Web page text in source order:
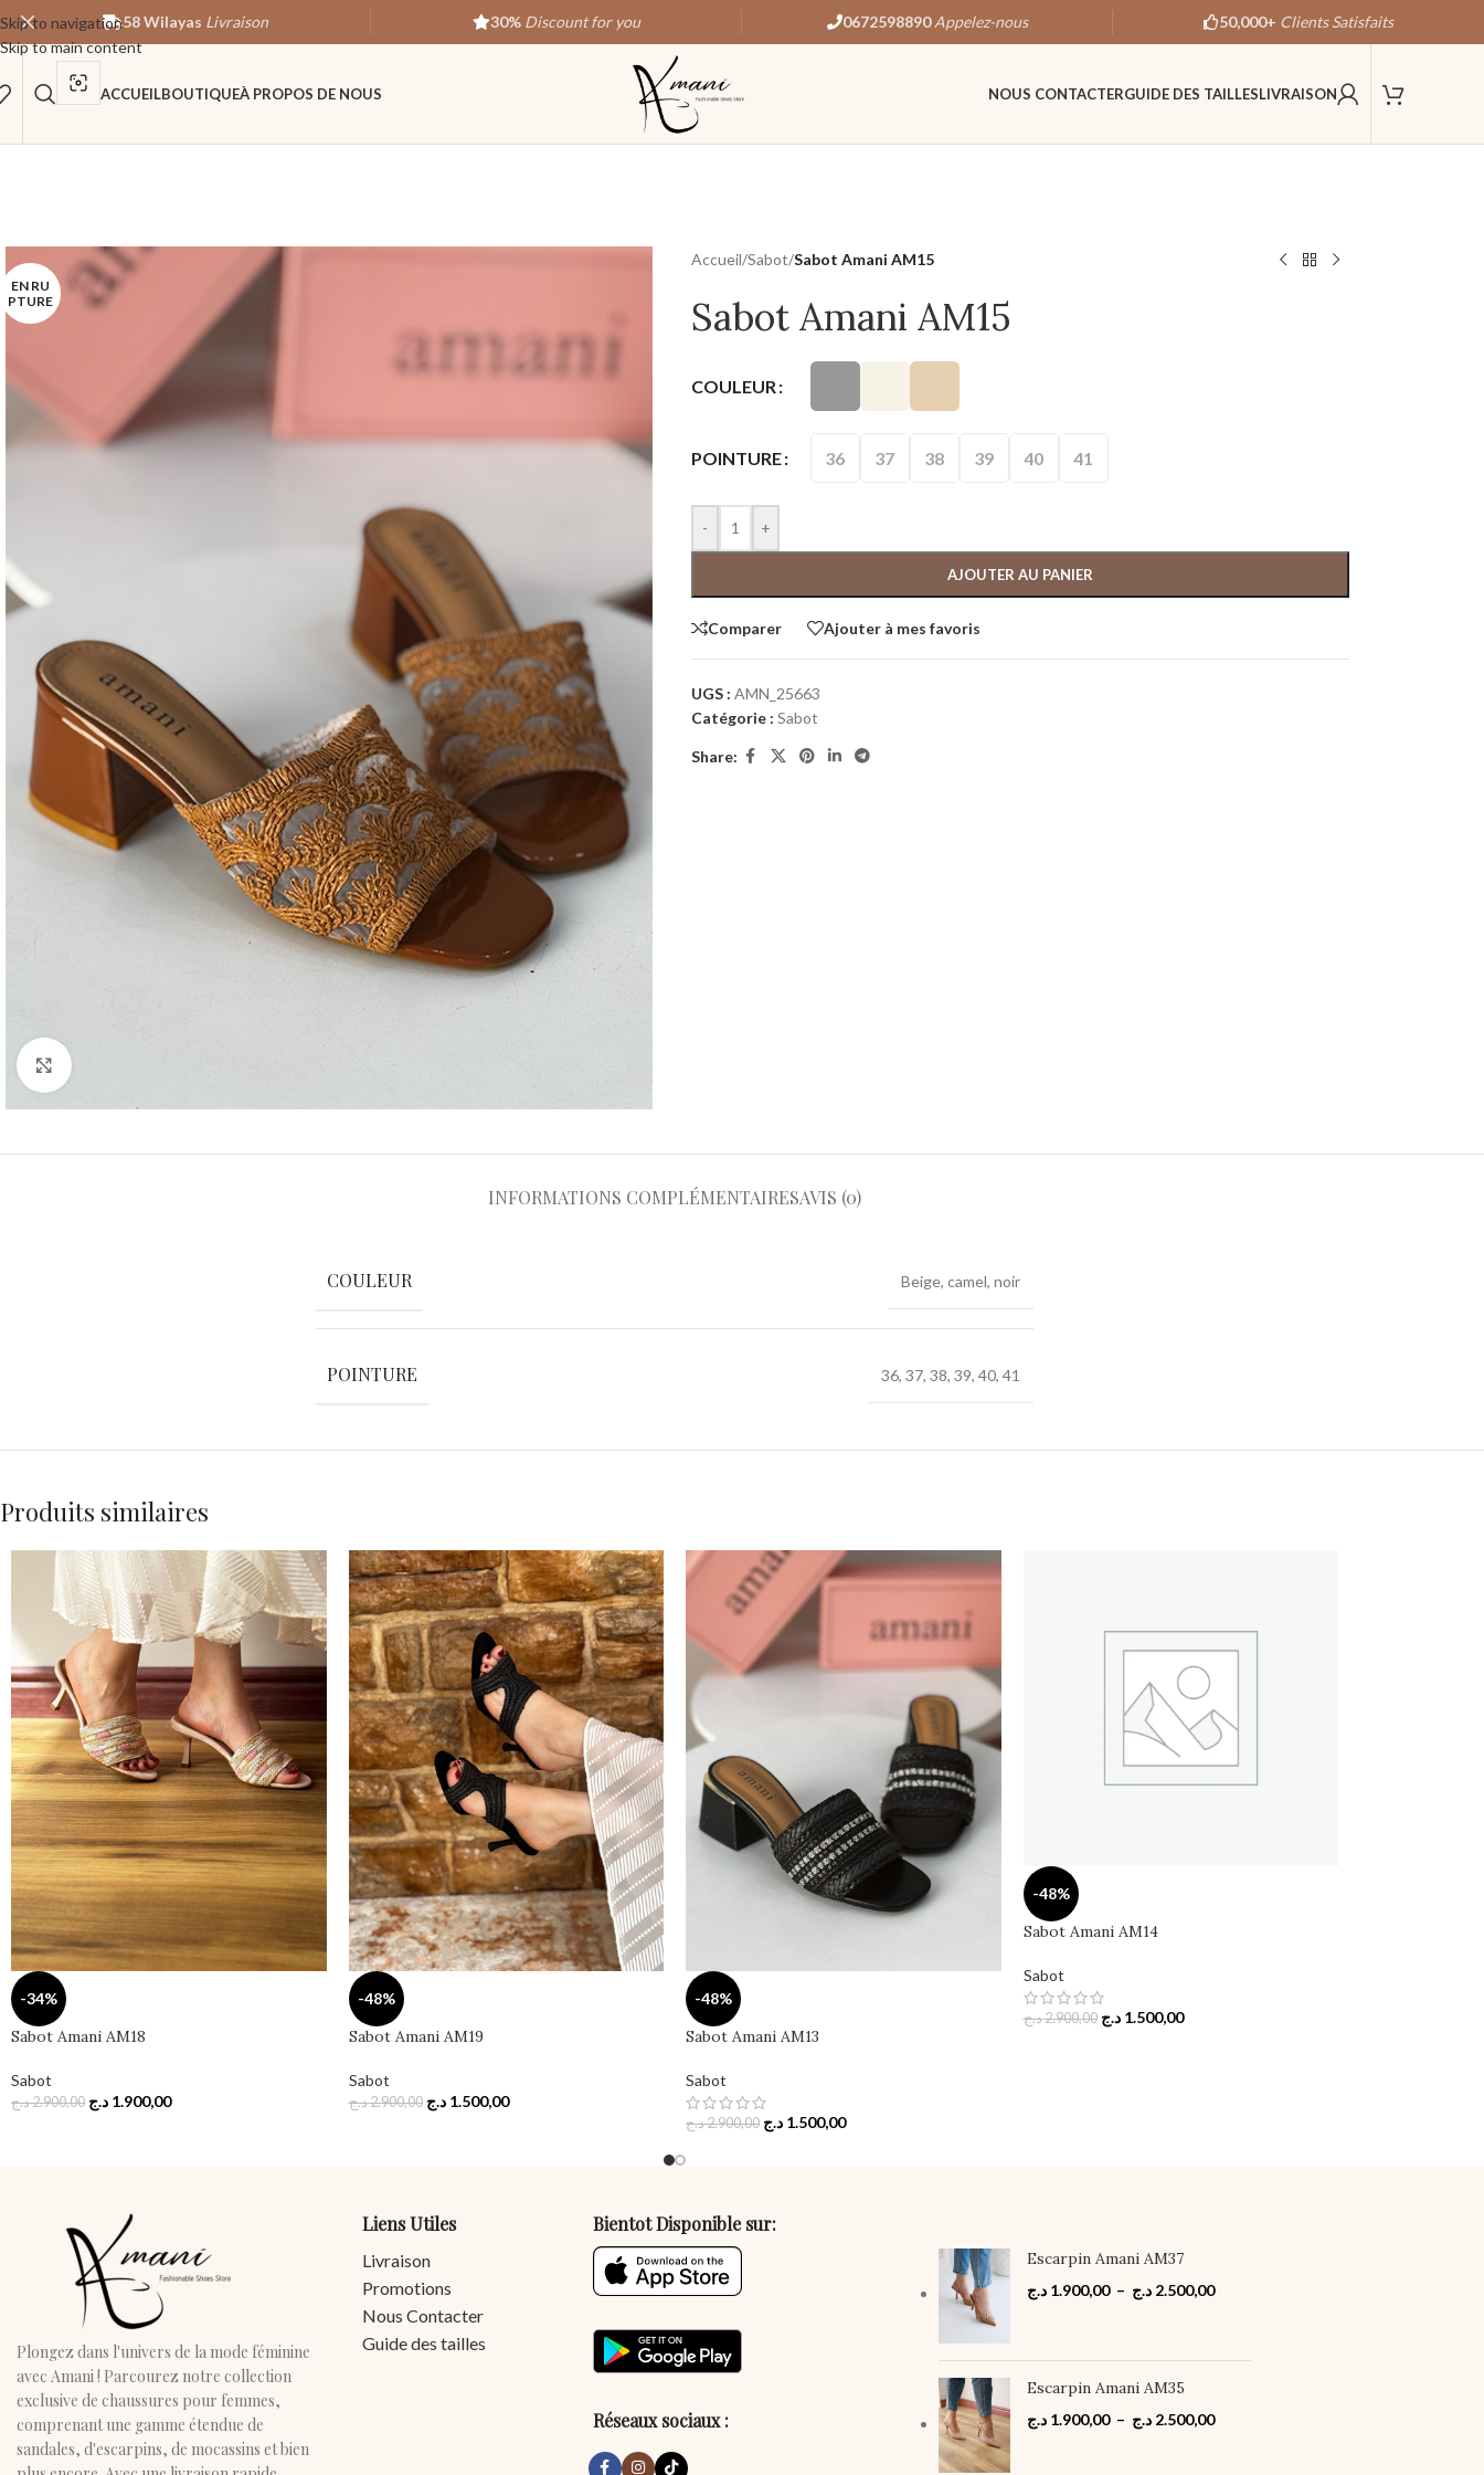
Skip to navigation
Skip to main content
58 Wilayas Livraison 30% Discount for you 0672598890 Appelez-nous 50,000+ Clients Satisfaits
ACCUEILBOUTIQUEÀ PROPOS DE NOUS NOUS CONTACTERGUIDE DES TAILLESLIVRAISON
EN RU
PTURE
Accueil/Sabot/Sabot Amani AM15
Sabot Amani AM15
COULEUR
POINTURE 36 37 38 39 40 41
- +
AJOUTER AU PANIER
Comparer Ajouter à mes favoris
UGS : AMN_25663
Catégorie : Sabot
Share:
INFORMATIONS COMPLÉMENTAIRESAVIS (0)
COULEUR Beige, camel, noir
POINTURE 36, 37, 38, 39, 40, 41
Produits similaires
-34%
Sabot Amani AM18
Sabot
2.900,00د.ج 1.900,00 د.ج
-48%
Sabot Amani AM19
Sabot
2.900,00د.ج 1.500,00 د.ج
-48%
Sabot Amani AM13
Sabot
2.900,00د.ج 1.500,00 د.ج
-48%
Sabot Amani AM14
Sabot
2.900,00د.ج 1.500,00 د.ج
Plongez dans l'univers de la mode féminine
avec Amani ! Parcourez notre collection
exclusive de chaussures pour femmes,
comprenant une gamme étendue de
sandales, d'escarpins, de mocassins et bien
Liens Utiles
Livraison
Promotions
Nous Contacter
Guide des tailles
Bientot Disponible sur:
Réseaux sociaux :
Escarpin Amani AM37
1.900,00 د.ج – 2.500,00 د.ج
Escarpin Amani AM35
1.900,00 د.ج – 2.500,00 د.ج